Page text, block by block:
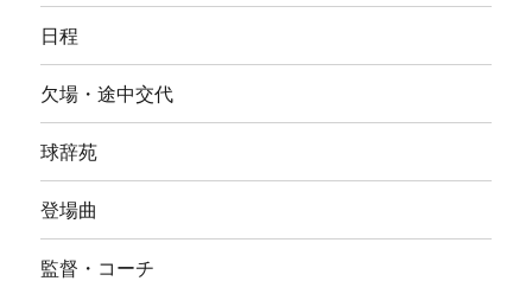
日程
欠場・途中交代
球辞苑
登場曲
監督・コーチ